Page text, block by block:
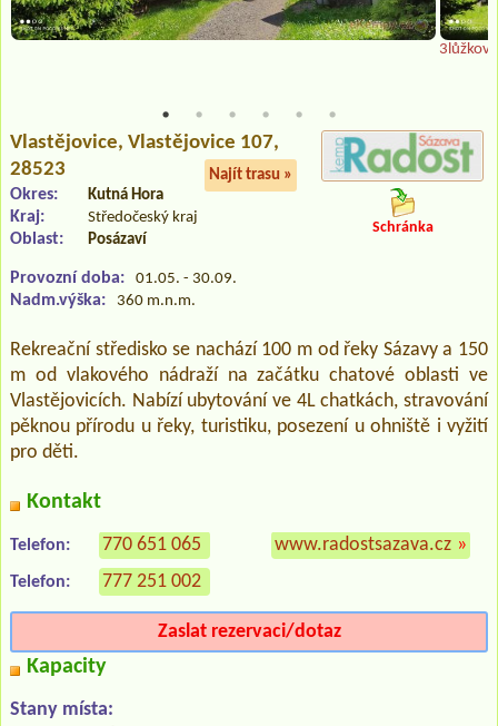
Vlastějovice, Vlastějovice 107,
28523
Najít trasu »
Okres: Kutná Hora
Kraj: Středočeský kraj
Oblast: Posázaví
Provozní doba: 01.05. - 30.09.
Nadm.výška: 360 m.n.m.
Schránka
Rekreační středisko se nachází 100 m od řeky Sázavy a 150
m od vlakového nádraží na začátku chatové oblasti ve
Vlastějovicích. Nabízí ubytování ve 4L chatkách, stravování
pěknou přírodu u řeky, turistiku, posezení u ohniště i vyžití
pro děti.
Kontakt
Telefon: 770 651 065
Telefon: 777 251 002
www.radostsazava.cz »
Zaslat rezervaci/dotaz
Kapacity
Stany místa: